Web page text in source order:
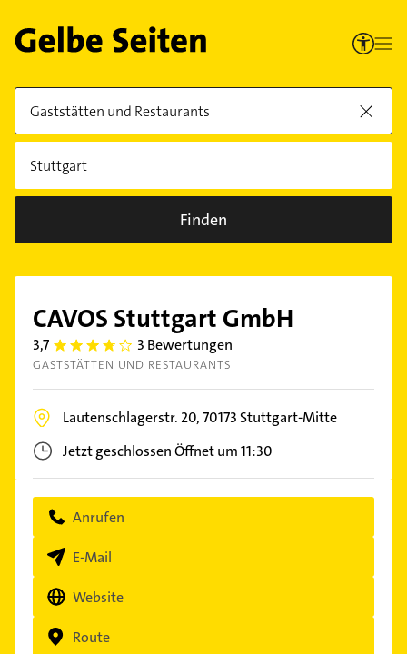
Finden
CAVOS Stuttgart GmbH
3,7 3.7 3 Bewertungen
GASTSTÄTTEN UND RESTAURANTS
Lautenschlagerstr. 20,70173 Stuttgart-Mitte
Jetzt geschlossenÖffnet um 11:30
Anrufen
E-Mail
Website
Route